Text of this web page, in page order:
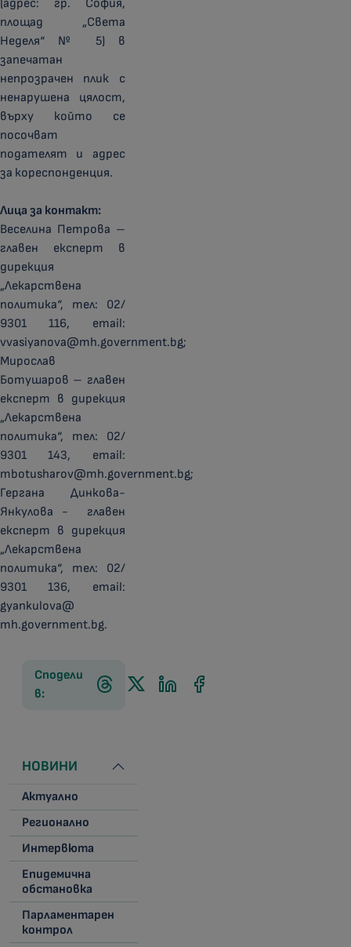
(адрес: гр. София,
площад „Света
Неделя“ № 5) в
запечатан
непрозрачен плик с
ненарушена цялост,
върху който се
посочват
подателят и адрес
за кореспонденция.
Лица за контакт:
Веселина Петрова –
главен експерт в
дирекция
„Лекарствена
политика“, тел: 02/
9301 116, email:
vvasiyanova@mh.government.bg;
Мирослав
Ботушаров – главен
експерт в дирекция
„Лекарствена
политика“, тел: 02/
9301 143, email:
mbotusharov@mh.government.bg;
Гергана Динкова-
Янкулова - главен
експерт в дирекция
„Лекарствена
политика“, тел: 02/
9301 136, email:
gyankulova@
mh.government.bg.
Сподели
в:
НОВИНИ
Актуално
Регионално
Интервюта
Епидемична
обстановка
Парламентарен
контрол